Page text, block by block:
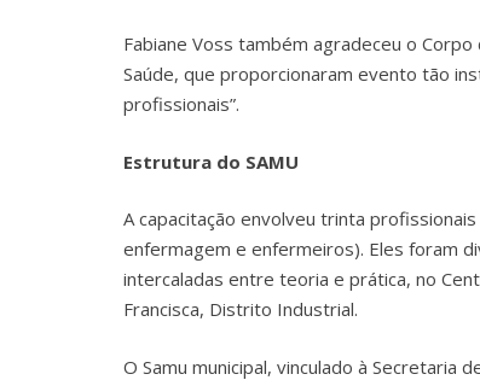
Fabiane Voss também agradeceu o
Saúde, que proporcionaram evento tão
profissionais”.
Estrutura do SAMU
A capacitação envolveu trinta
enfermagem e enfermeiros). Eles foram
intercaladas entre teoria e prática, no
Francisca, Distrito Industrial.
O Samu municipal, vinculado à Secretaria